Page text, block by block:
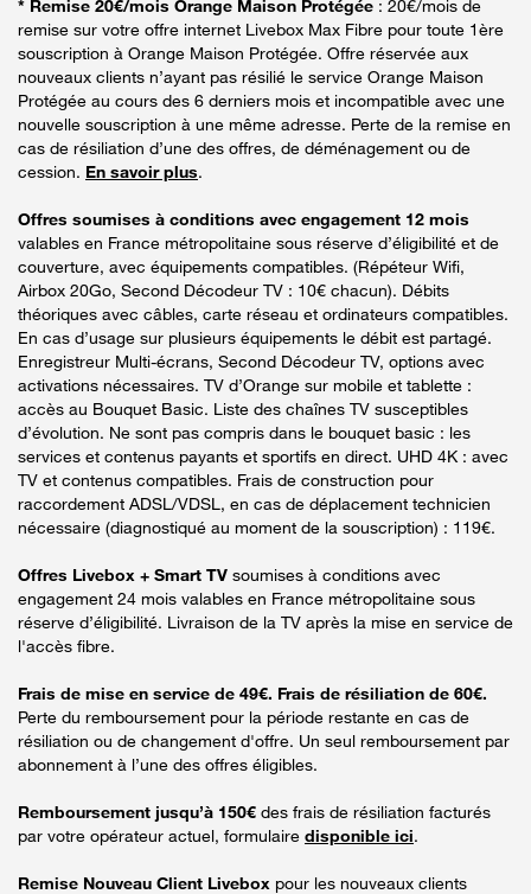
* Remise 20€/mois Orange Maison Protégée : 20€/mois de
remise sur votre offre internet Livebox Max Fibre pour toute 1ère
souscription à Orange Maison Protégée. Offre réservée aux
nouveaux clients n’ayant pas résilié le service Orange Maison
Protégée au cours des 6 derniers mois et incompatible avec une
nouvelle souscription à une même adresse. Perte de la remise en
cas de résiliation d’une des offres, de déménagement ou de
cession. En savoir plus.
Offres soumises à conditions avec engagement 12 mois
valables en France métropolitaine sous réserve d’éligibilité et de
couverture, avec équipements compatibles. (Répéteur Wifi,
Airbox 20Go, Second Décodeur TV : 10€ chacun). Débits
théoriques avec câbles, carte réseau et ordinateurs compatibles.
En cas d’usage sur plusieurs équipements le débit est partagé.
Enregistreur Multi-écrans, Second Décodeur TV, options avec
activations nécessaires. TV d’Orange sur mobile et tablette :
accès au Bouquet Basic. Liste des chaînes TV susceptibles
d’évolution. Ne sont pas compris dans le bouquet basic : les
services et contenus payants et sportifs en direct. UHD 4K : avec
TV et contenus compatibles. Frais de construction pour
raccordement ADSL/VDSL, en cas de déplacement technicien
nécessaire (diagnostiqué au moment de la souscription) : 119€.
Offres Livebox + Smart TV soumises à conditions avec
engagement 24 mois valables en France métropolitaine sous
réserve d’éligibilité. Livraison de la TV après la mise en service de
l'accès fibre.
Frais de mise en service de 49€. Frais de résiliation de 60€.
Perte du remboursement pour la période restante en cas de
résiliation ou de changement d'offre. Un seul remboursement par
abonnement à l’une des offres éligibles.
Remboursement jusqu’à 150€ des frais de résiliation facturés
par votre opérateur actuel, formulaire disponible ici.
Remise Nouveau Client Livebox pour les nouveaux clients